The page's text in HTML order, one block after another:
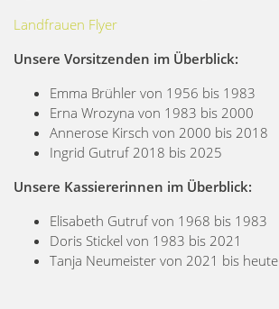
Landfrauen Flyer
Unsere Vorsitzenden im Überblick:
Emma Brühler von 1956 bis 1983
Erna Wrozyna von 1983 bis 2000
Annerose Kirsch von 2000 bis 2018
Ingrid Gutruf 2018 bis 2025
Unsere Kassiererinnen im Überblick:
Elisabeth Gutruf von 1968 bis 1983
Doris Stickel von 1983 bis 2021
Tanja Neumeister von 2021 bis heute